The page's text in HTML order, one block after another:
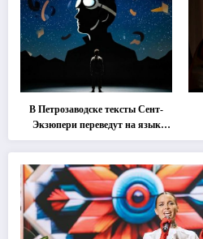
В Петрозаводске тексты Сент-
Экзюпери переведут на язык
современной хореографии